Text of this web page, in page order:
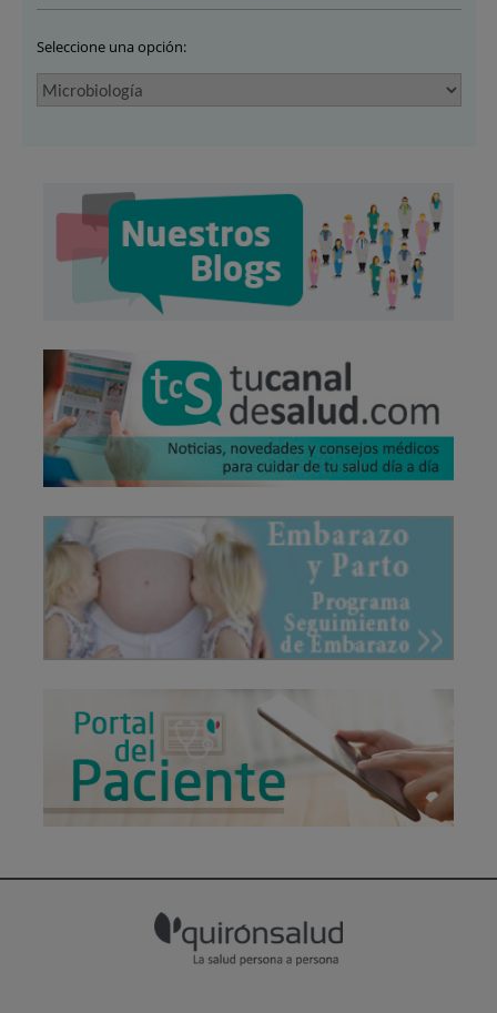
Seleccione una opción: